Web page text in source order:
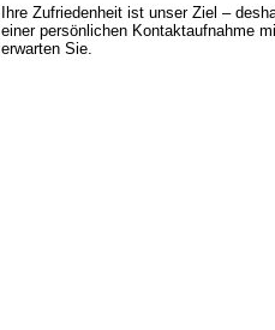
Ihre Zufriedenheit ist unser Ziel –
einer persönlichen Kontaktaufnahme
erwarten Sie.